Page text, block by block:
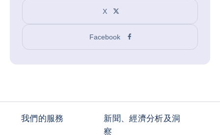
X
Facebook
我們的服務
新聞、經濟分析及洞
察